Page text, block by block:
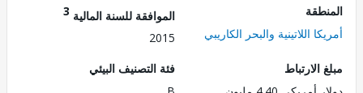
اللاتينية والبحر الكاريبي
الموافقة للسنة المالية3
2015
فئة التصنيف البيئي